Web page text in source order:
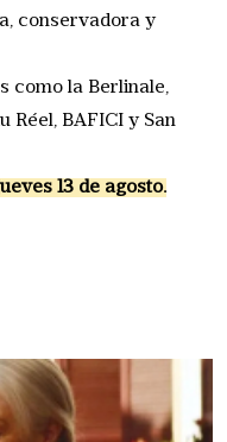
conservadora y
como la Berlinale,
Réel, BAFICI y San
13 de agosto.